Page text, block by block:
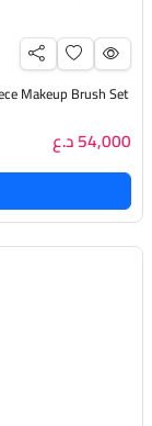
54,000 د.ع